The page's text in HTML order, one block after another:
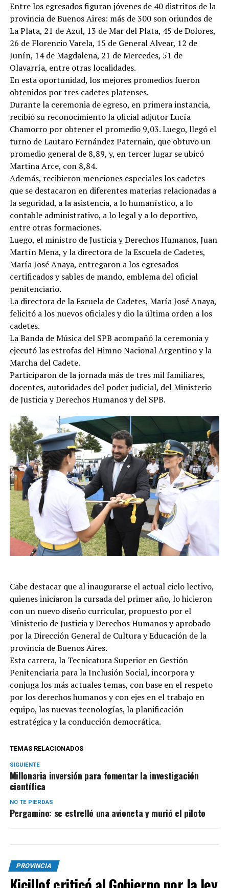
Entre los egresados figuran jóvenes de 40 distritos de la
provincia de Buenos Aires: más de 300 son oriundos de
La Plata, 21 de Azul, 13 de Mar del Plata, 45 de Dolores,
26 de Florencio Varela, 15 de General Alvear, 12 de
Junín, 14 de Magdalena, 21 de Mercedes, 51 de
Olavarría, entre otras localidades.
En esta oportunidad, los mejores promedios fueron
obtenidos por tres cadetes platenses.
Durante la ceremonia de egreso, en primera instancia,
recibió su reconocimiento la oficial adjutor Lucía
Chamorro por obtener el promedio 9,03. Luego, llegó el
turno de Lautaro Fernández Paternain, que obtuvo un
promedio general de 8,89, y, en tercer lugar se ubicó
Martina Arce, con 8,84.
Además, recibieron menciones especiales los cadetes
que se destacaron en diferentes materias relacionadas a
la seguridad, a la asistencia, a lo humanístico, a lo
contable administrativo, a lo legal y a lo deportivo,
entre otras formaciones.
Luego, el ministro de Justicia y Derechos Humanos, Juan
Martín Mena, y la directora de la Escuela de Cadetes,
María José Anaya, entregaron a los egresados
certificados y sables de mando, emblema del oficial
penitenciario.
La directora de la Escuela de Cadetes, María José Anaya,
felicitó a los nuevos oficiales y dio la última orden a los
cadetes.
La Banda de Música del SPB acompañó la ceremonia y
ejecutó las estrofas del Himno Nacional Argentino y la
Marcha del Cadete.
Participaron de la jornada más de tres mil familiares,
docentes, autoridades del poder judicial, del Ministerio
de Justicia y Derechos Humanos y del SPB.
Cabe destacar que al inaugurarse el actual ciclo lectivo,
quienes iniciaron la cursada del primer año, lo hicieron
con un nuevo diseño curricular, propuesto por el
Ministerio de Justicia y Derechos Humanos y aprobado
por la Dirección General de Cultura y Educación de la
provincia de Buenos Aires.
Esta carrera, la Tecnicatura Superior en Gestión
Penitenciaria para la Inclusión Social, incorpora y
conjuga los más actuales temas, con base en el respeto
por los derechos humanos y con ejes en el trabajo en
equipo, las nuevas tecnologías, la planificación
estratégica y la conducción democrática.
TEMAS RELACIONADOS
SIGUIENTE
Millonaria inversión para fomentar la investigación
científica
NO TE PIERDAS
Pergamino: se estrelló una avioneta y murió el piloto
PROVINCIA